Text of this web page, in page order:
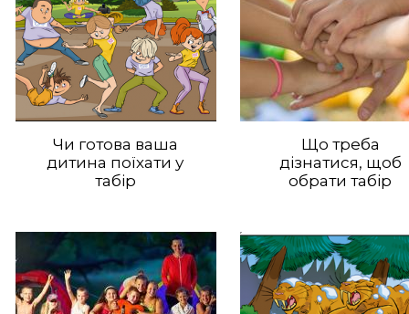
Чи готова ваша
дитина поїхати у
табір
Що треба
дізнатися, щоб
обрати табір